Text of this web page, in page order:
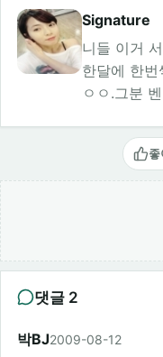
Signature
니들 이거
한달에 한
ㅇㅇ.그분
댓글 2
박BJ2009-08-12